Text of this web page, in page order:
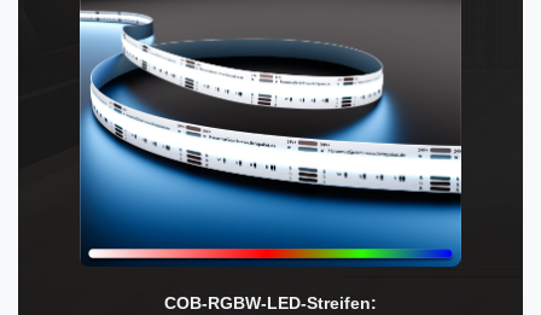
COB-RGBW-LED-Streifen: